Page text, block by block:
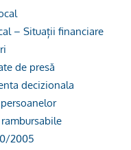
– Situații financiare
de presă
decizionala
2005